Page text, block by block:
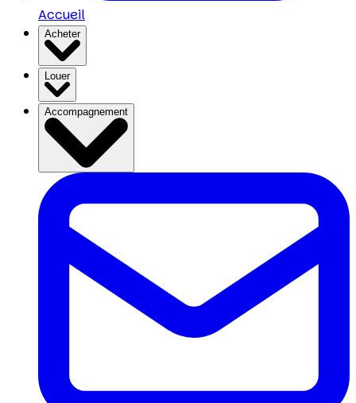
Accueil
Acheter
Louer
Accompagnement